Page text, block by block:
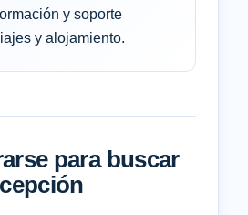
y soporte
y alojamiento.
para buscar